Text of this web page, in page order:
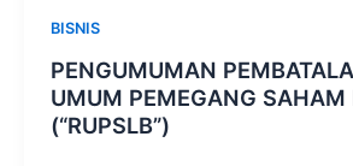
BISNIS
PENGUMUMAN
UMUM PEMEGANG SAHAM
(“RUPSLB”)